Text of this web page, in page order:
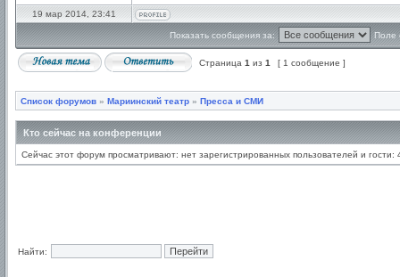
19 мар 2014, 23:41
Показать сообщения за: Поле
Страница 1 из 1 [ 1 сообщение ]
Список форумов » Мариинский театр » Пресса и СМИ
Кто сейчас на конференции
Сейчас этот форум просматривают: нет зарегистрированных пользователей и гости:
Найти: